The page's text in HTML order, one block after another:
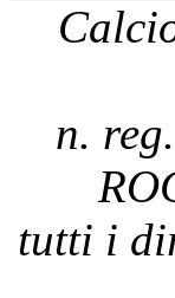
n.
tutti i